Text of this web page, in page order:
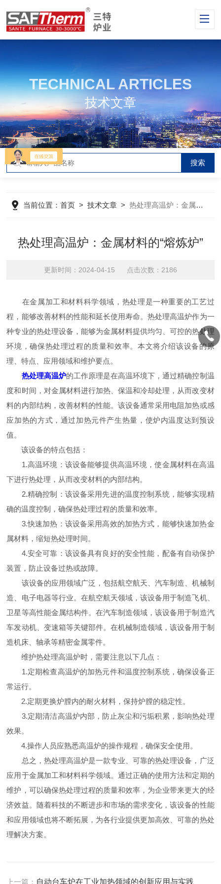
TECHNICAL ARTICLES
技术文章
当前位置：首页 >技术文章 >热处理高温炉：金属材料的“熔炼炉”
热处理高温炉：金属材料的“熔炼炉”
更新时间：2024-04-15 点击次数：2186
在金属加工和材料科学领域，热处理是一种重要的工艺过
程，能够改善材料的性能和延长使用寿命。热处理高温炉作为一
种专业的热处理设备，能够为金属材料提供均匀、可控的热处理
环境，确保热处理过程的质量和效率。本文将介绍该设备的原
理、特点、应用领域和维护要点。
热处理高温炉的工作原理是在高温环境下，通过精确控制温
度和时间，对金属材料进行加热、保温和冷却处理，从而改变材
料的内部结构，改善材料的性能。该设备通常采用电阻加热或感
应加热的方式，通过加热元件产生热量，使炉内温度达到预设
值。
该设备的特点包括：
1.高温环境：该设备能够提供高温环境，使金属材料在高温
下进行热处理，从而改变材料的内部结构。
2.精确控制：该设备采用先进的温度控制系统，能够实现精
确的温度控制，确保热处理过程的质量和效率。
3.快速加热：该设备采用高效的加热方式，能够快速加热金
属材料，缩短热处理时间。
4.安全可靠：该设备具有良好的安全性能，配备有自动保护
装置，防止设备过热或故障。
该设备的应用领域广泛，包括航空航天、汽车制造、机械制
造、电子电器等行业。在航空航天领域，该设备用于制造飞机、
卫星等高性能金属结构件。在汽车制造领域，该设备用于制造汽
车发动机、变速箱等关键部件。在机械制造领域，该设备用于制
造机床、轴承等精密金属零件。
维护热处理高温炉时，需要注意以下几点：
1.定期检查高温炉的加热元件和温度控制系统，确保设备正
常运行。
2.定期更换炉膛内的耐火材料，保持炉膛的稳定性。
3.定期清洁高温炉内部，防止灰尘和污垢积累，影响热处理
效果。
4.操作人员应熟悉高温炉的操作规程，确保安全使用。
总之，热处理高温炉是一款专业、可靠的热处理设备，广泛
应用于金属加工和材料科学领域。通过正确的使用方法和定期的
维护，可以确保热处理过程的质量和效率，为企业带来更大的经
济效益。随着科技的不断进步和市场的需求变化，该设备的性能
和应用领域也将不断拓展，为各行业提供更加高效、可靠的热处
理解决方案。
上一篇： 自动台车炉在工业加热领域的创新应用与实践